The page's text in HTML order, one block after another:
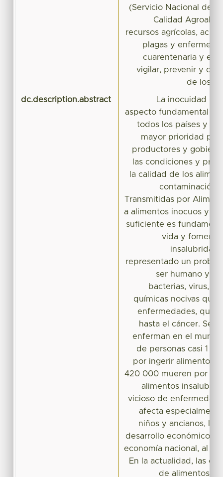
(Servicio Nacional de
Calidad
recursos agrícolas,
plagas y
cuarentenaria y
vigilar, prevenir y
de los
dc.description.abstract
La inocuidad de
aspecto fundamental de
todos los países y
mayor prioridad
productores y
las condiciones y
la calidad de los
contaminación
Transmitidas por
a alimentos inocuos y
suficiente es
vida y
insalubridad
representado un
ser humano ya
bacterias, virus,
químicas nocivas que
enfermedades, que
hasta el cáncer. Se
enferman en el
de personas casi 1
por ingerir alimentos
420 000 mueren por
alimentos
vicioso de enfermedad
afecta
niños y ancianos, las
desarrollo económico y
economía nacional, al
En la actualidad, las
de alimentos